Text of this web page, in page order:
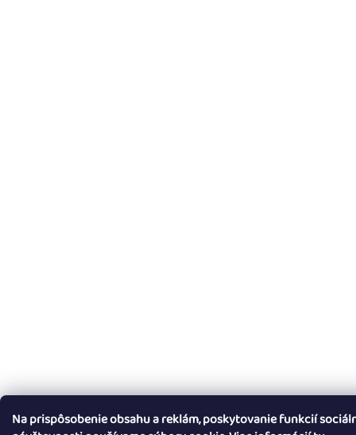
Na prispôsobenie obsahu a reklám, poskytovanie funkcií